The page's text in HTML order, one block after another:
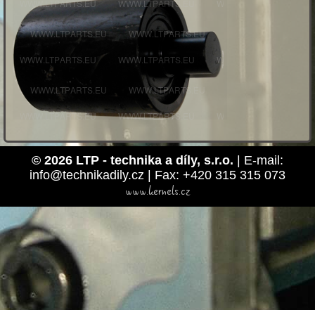
© 2026 LTP - technika a díly, s.r.o. | E-mail:
info@technikadily.cz | Fax: +420 315 315 073
www.kernels.cz